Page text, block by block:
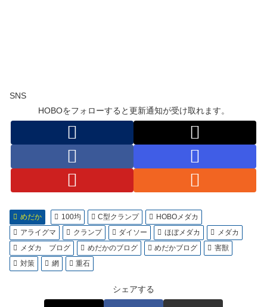
SNS
HOBOをフォローすると更新通知が受け取れます。
めだか 100均 C型クランプ
HOBOメダカ
アライグマ
クランプ ダイソー ほぼメダカ
メダカ
メダカ ブログ
めだかのブログ めだかブログ
害獣
対策
網 重石
シェアする